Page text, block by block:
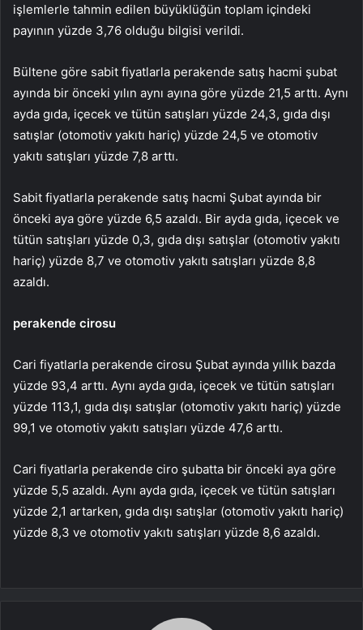
işlemlerle tahmin edilen büyüklüğün toplam içindeki
payının yüzde 3,76 olduğu bilgisi verildi.
Bültene göre sabit fiyatlarla perakende satış hacmi şubat
ayında bir önceki yılın aynı ayına göre yüzde 21,5 arttı. Aynı
ayda gıda, içecek ve tütün satışları yüzde 24,3, gıda dışı
satışlar (otomotiv yakıtı hariç) yüzde 24,5 ve otomotiv
yakıtı satışları yüzde 7,8 arttı.
Sabit fiyatlarla perakende satış hacmi Şubat ayında bir
önceki aya göre yüzde 6,5 azaldı. Bir ayda gıda, içecek ve
tütün satışları yüzde 0,3, gıda dışı satışlar (otomotiv yakıtı
hariç) yüzde 8,7 ve otomotiv yakıtı satışları yüzde 8,8
azaldı.
perakende cirosu
Cari fiyatlarla perakende cirosu Şubat ayında yıllık bazda
yüzde 93,4 arttı. Aynı ayda gıda, içecek ve tütün satışları
yüzde 113,1, gıda dışı satışlar (otomotiv yakıtı hariç) yüzde
99,1 ve otomotiv yakıtı satışları yüzde 47,6 arttı.
Cari fiyatlarla perakende ciro şubatta bir önceki aya göre
yüzde 5,5 azaldı. Aynı ayda gıda, içecek ve tütün satışları
yüzde 2,1 artarken, gıda dışı satışlar (otomotiv yakıtı hariç)
yüzde 8,3 ve otomotiv yakıtı satışları yüzde 8,6 azaldı.